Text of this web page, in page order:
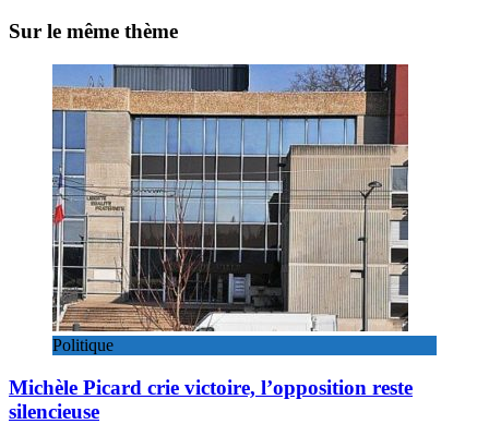
Sur le même thème
Politique
Michèle Picard crie victoire, l’opposition reste
silencieuse